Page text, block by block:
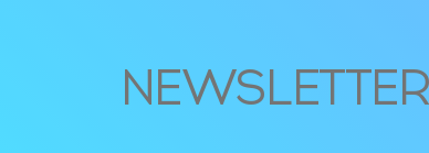
NEWSLETTER